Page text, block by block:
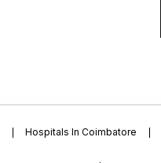
Hospitals In Coimbatore